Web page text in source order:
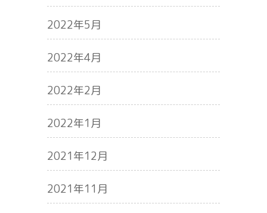
2022年5月
2022年4月
2022年2月
2022年1月
2021年12月
2021年11月